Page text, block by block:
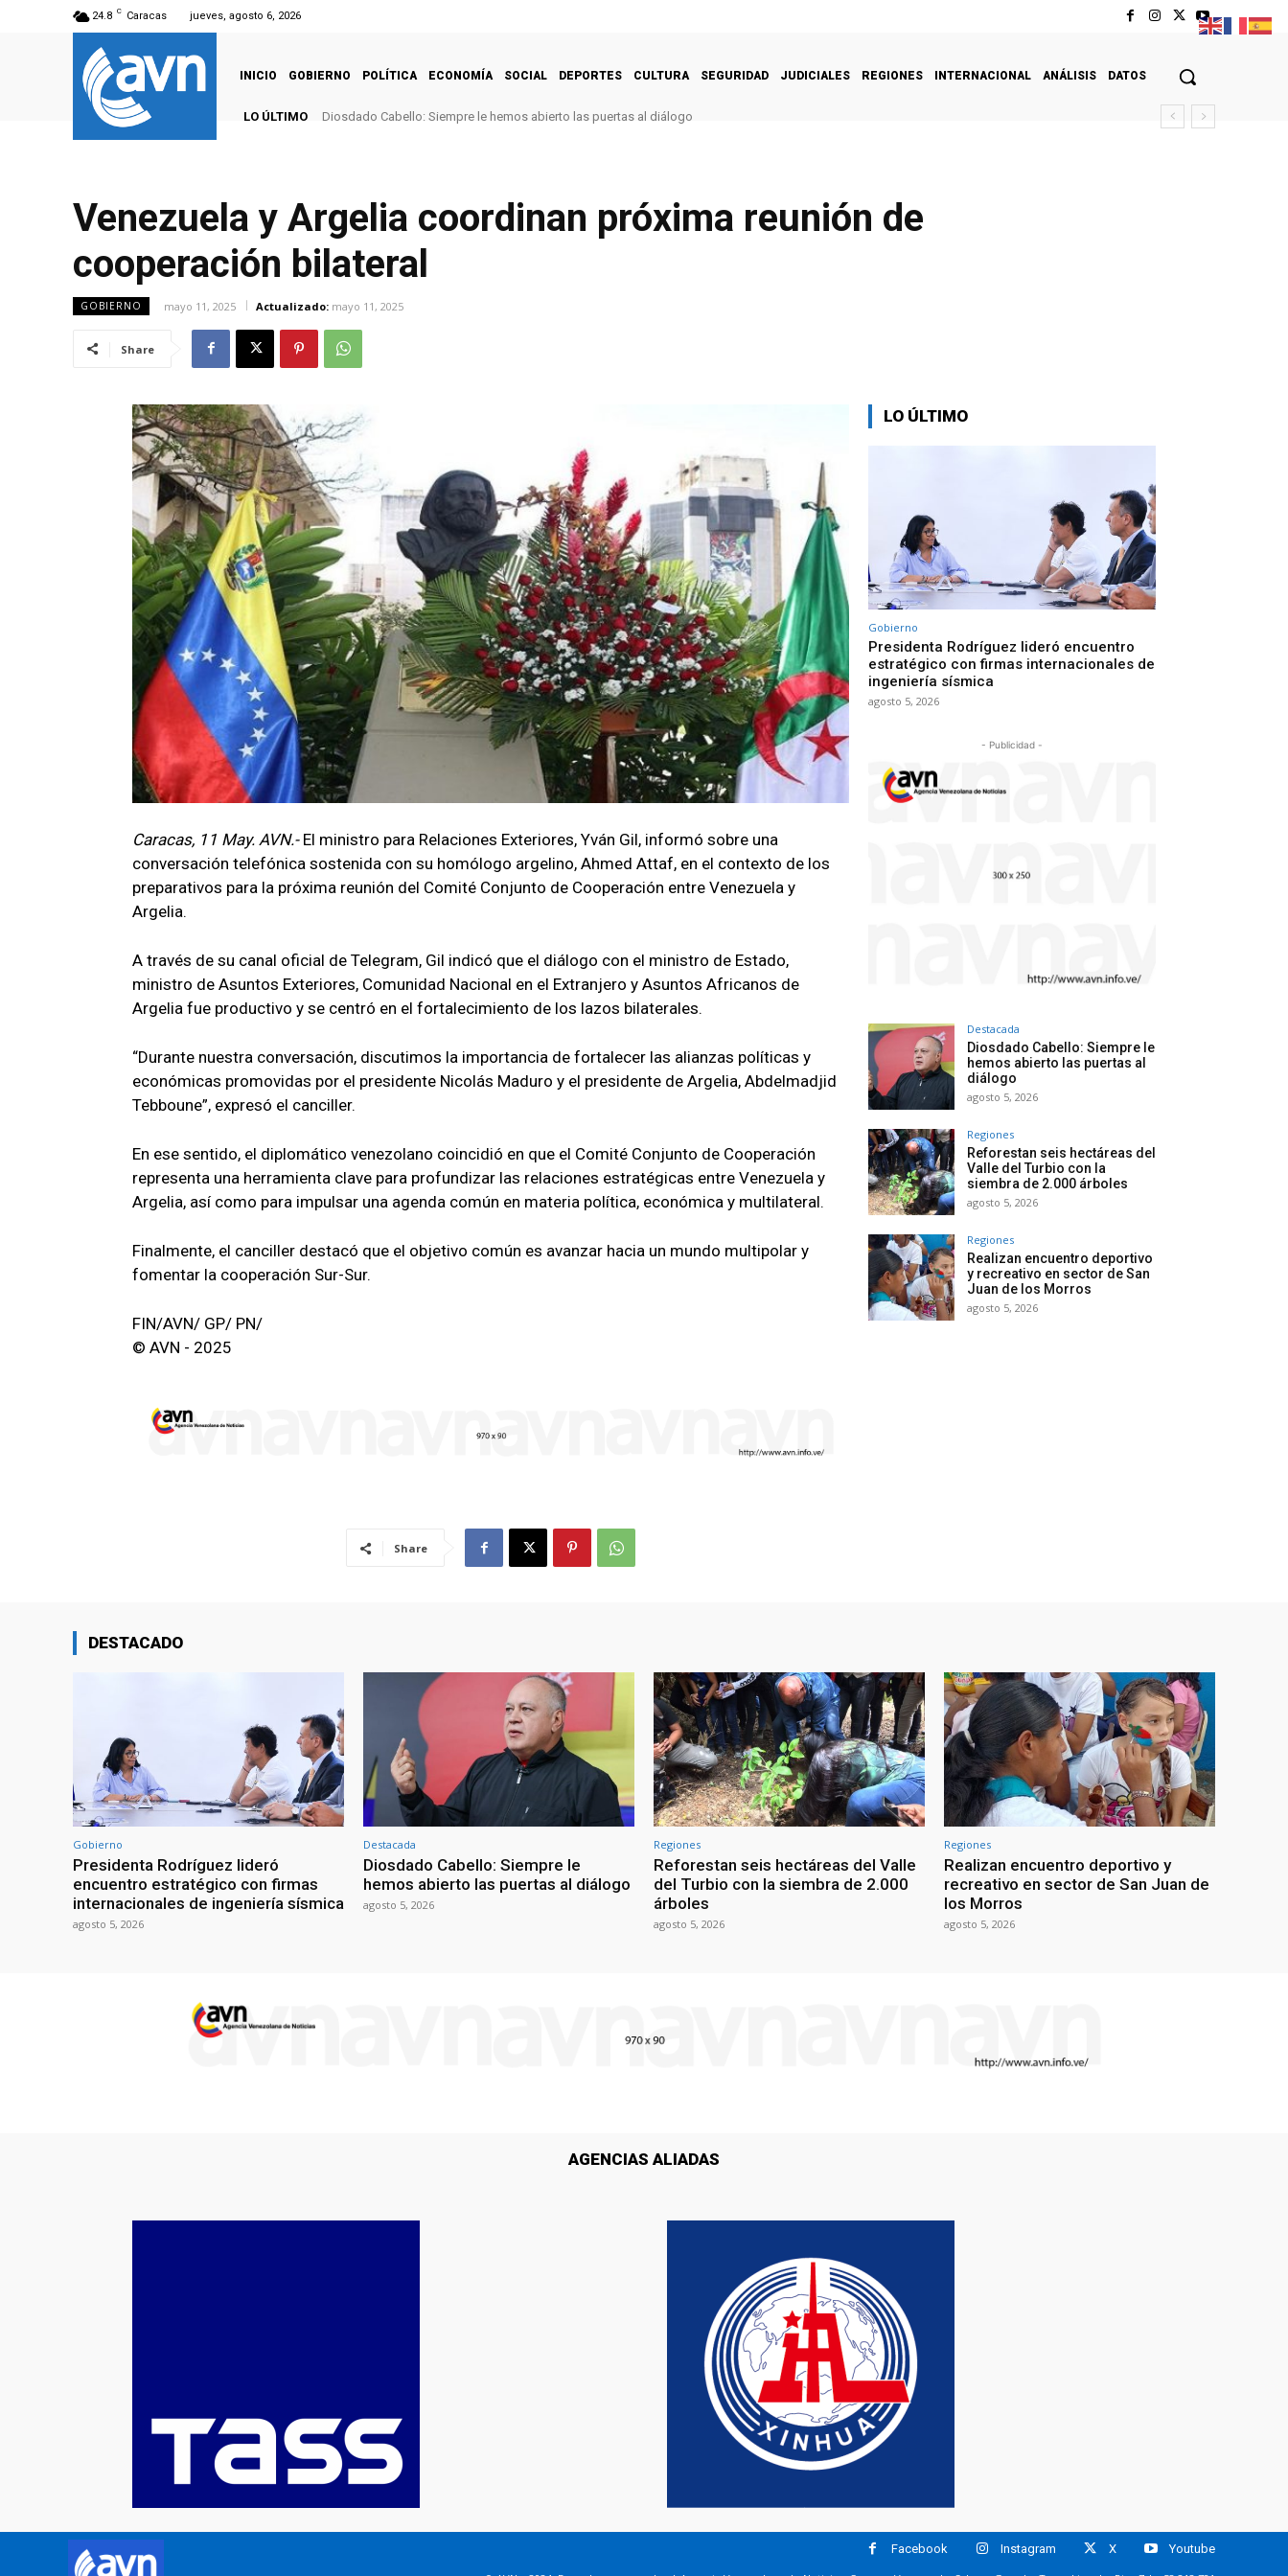
24.8 C Caracas jueves, agosto 6, 2026
INICIO GOBIERNO POLÍTICA ECONOMÍA SOCIAL DEPORTES CULTURA SEGURIDAD JUDICIALES REGIONES INTERNACIONAL ANÁLISIS DATOS
LO ÚLTIMO Diosdado Cabello: Siempre le hemos abierto las puertas al diálogo
Venezuela y Argelia coordinan próxima reunión de
cooperación bilateral
GOBIERNO mayo 11, 2025 Actualizado: mayo 11, 2025
Share
Caracas, 11 May. AVN.- El ministro para Relaciones Exteriores, Yván Gil, informó sobre una
conversación telefónica sostenida con su homólogo argelino, Ahmed Attaf, en el contexto de los
preparativos para la próxima reunión del Comité Conjunto de Cooperación entre Venezuela y
Argelia.
A través de su canal oficial de Telegram, Gil indicó que el diálogo con el ministro de Estado,
ministro de Asuntos Exteriores, Comunidad Nacional en el Extranjero y Asuntos Africanos de
Argelia fue productivo y se centró en el fortalecimiento de los lazos bilaterales.
“Durante nuestra conversación, discutimos la importancia de fortalecer las alianzas políticas y
económicas promovidas por el presidente Nicolás Maduro y el presidente de Argelia, Abdelmadjid
Tebboune”, expresó el canciller.
En ese sentido, el diplomático venezolano coincidió en que el Comité Conjunto de Cooperación
representa una herramienta clave para profundizar las relaciones estratégicas entre Venezuela y
Argelia, así como para impulsar una agenda común en materia política, económica y multilateral.
Finalmente, el canciller destacó que el objetivo común es avanzar hacia un mundo multipolar y
fomentar la cooperación Sur-Sur.
FIN/AVN/ GP/ PN/
© AVN - 2025
Share
LO ÚLTIMO
Gobierno
Presidenta Rodríguez lideró encuentro
estratégico con firmas internacionales de
ingeniería sísmica
agosto 5, 2026
- Publicidad -
Destacada
Diosdado Cabello: Siempre le
hemos abierto las puertas al
diálogo
agosto 5, 2026
Regiones
Reforestan seis hectáreas del
Valle del Turbio con la
siembra de 2.000 árboles
agosto 5, 2026
Regiones
Realizan encuentro deportivo
y recreativo en sector de San
Juan de los Morros
agosto 5, 2026
DESTACADO
Gobierno
Presidenta Rodríguez lideró
encuentro estratégico con firmas
internacionales de ingeniería sísmica
agosto 5, 2026
Destacada
Diosdado Cabello: Siempre le
hemos abierto las puertas al diálogo
agosto 5, 2026
Regiones
Reforestan seis hectáreas del Valle
del Turbio con la siembra de 2.000
árboles
agosto 5, 2026
Regiones
Realizan encuentro deportivo y
recreativo en sector de San Juan de
los Morros
agosto 5, 2026
AGENCIAS ALIADAS
Facebook Instagram X Youtube